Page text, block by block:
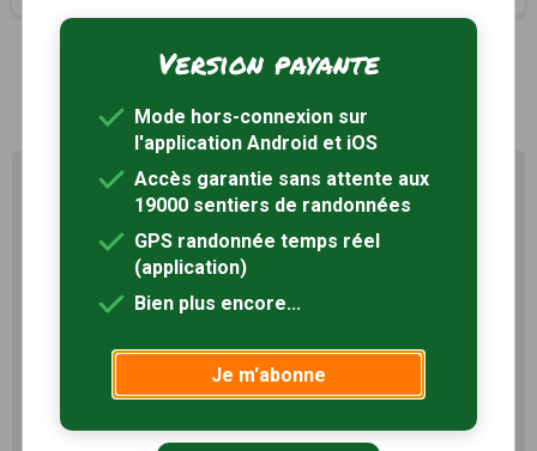
Profitez au maximum de
Sentiers en France avec rando
potentiel qu'offre Sentiers en France :
Pas de pub
Favoris illimités
Mode hors-connexion
Version payante
Mode hors-connexion sur
l'application Android et iOS
Accès garantie sans attente aux
19000 sentiers de randonnées
GPS randonnée temps réel
(application)
Bien plus encore...
Je m'abonne